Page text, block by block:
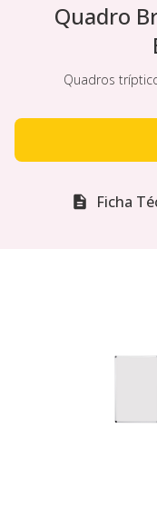
Quadro
Quadros
Ficha